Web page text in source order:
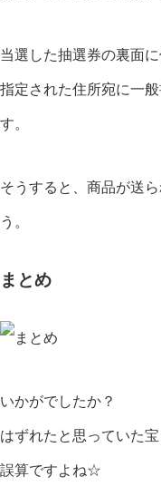
当選した抽選券の裏面
指定された住所宛に一
す。
そうすると、商品が送
う。
まとめ
いかがでしたか？
はずれたと思っていた
誤算ですよね☆